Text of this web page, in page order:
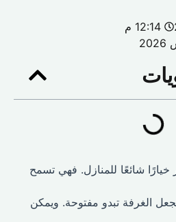
12:14 م
شائعًا للمنازل. فهي تسمح
الغرفة تبدو مفتوحة. ويمكن